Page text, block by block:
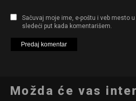
Sačuvaj moje ime, e-poštu i veb mesto
sledeći put kada komentarišem.
Možda će vas